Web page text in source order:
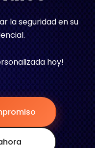
la seguridad en su
hoy!